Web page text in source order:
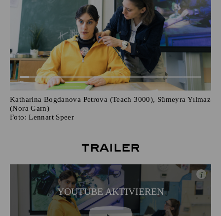
Katharina Bogdanova Petrova (Teach 3000), Sümeyra Yılmaz
(Nora Garn)
Foto: Lennart Speer
Trailer
YOUTUBE AKTIVIEREN
i